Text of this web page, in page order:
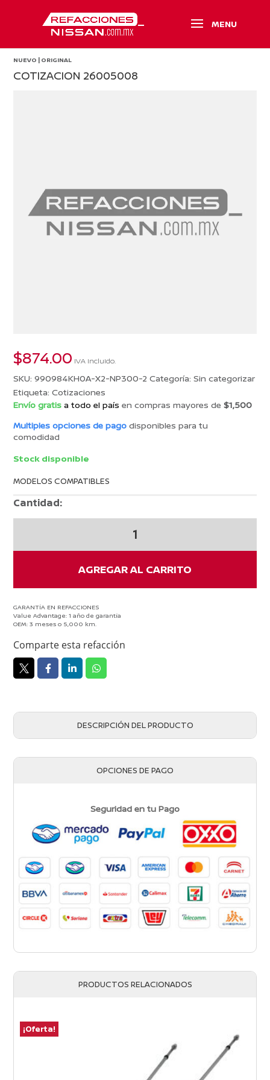
NUEVO | ORIGINAL
COTIZACION 26005008
$874.00 IVA incluido.
SKU:990984KH0A-X2-NP300-2 Categoría:Sin categorizar
Etiqueta:Cotizaciones
Envío gratis a todo el paísen compras mayores de$1,500
Multiples opciones de pagodisponibles para tu
comodidad
Stock disponible
MODELOS COMPATIBLES
Cantidad:
cantidad
AGREGAR AL CARRITO
GARANTÍA EN REFACCIONES
Value Advantage: 1 año de garantía
OEM: 3 meses o 5,000 km.
Comparte esta refacción
DESCRIPCIÓN DEL PRODUCTO
OPCIONES DE PAGO
Seguridad en tu Pago
PRODUCTOS RELACIONADOS
¡Oferta!